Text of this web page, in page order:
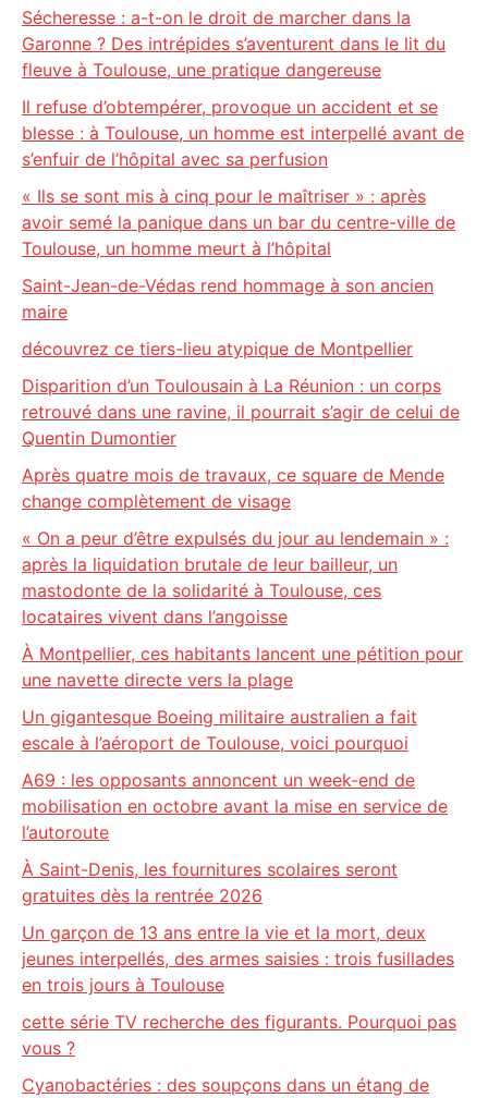
Sécheresse : a-t-on le droit de marcher dans la
Garonne ? Des intrépides s’aventurent dans le lit du
fleuve à Toulouse, une pratique dangereuse
Il refuse d’obtempérer, provoque un accident et se
blesse : à Toulouse, un homme est interpellé avant de
s’enfuir de l’hôpital avec sa perfusion
« Ils se sont mis à cinq pour le maîtriser » : après
avoir semé la panique dans un bar du centre-ville de
Toulouse, un homme meurt à l’hôpital
Saint-Jean-de-Védas rend hommage à son ancien
maire
découvrez ce tiers-lieu atypique de Montpellier
Disparition d’un Toulousain à La Réunion : un corps
retrouvé dans une ravine, il pourrait s’agir de celui de
Quentin Dumontier
Après quatre mois de travaux, ce square de Mende
change complètement de visage
« On a peur d’être expulsés du jour au lendemain » :
après la liquidation brutale de leur bailleur, un
mastodonte de la solidarité à Toulouse, ces
locataires vivent dans l’angoisse
À Montpellier, ces habitants lancent une pétition pour
une navette directe vers la plage
Un gigantesque Boeing militaire australien a fait
escale à l’aéroport de Toulouse, voici pourquoi
A69 : les opposants annoncent un week-end de
mobilisation en octobre avant la mise en service de
l’autoroute
À Saint-Denis, les fournitures scolaires seront
gratuites dès la rentrée 2026
Un garçon de 13 ans entre la vie et la mort, deux
jeunes interpellés, des armes saisies : trois fusillades
en trois jours à Toulouse
cette série TV recherche des figurants. Pourquoi pas
vous ?
Cyanobactéries : des soupçons dans un étang de